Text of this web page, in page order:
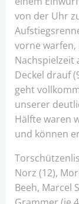
von der Uhr
vorne
Nachspielzeit
Deckel drauf
geht
unserer
Hälfte waren
und können
Norz (12),
Beeh, Marcel